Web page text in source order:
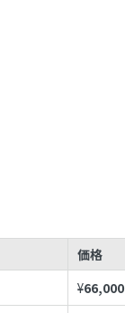
価格
¥66,000